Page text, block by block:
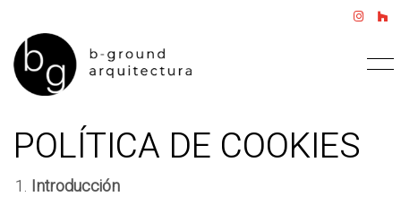
POLÍTICA DE COOKIES
Introducción